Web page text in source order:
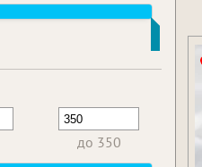
до 350